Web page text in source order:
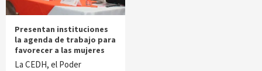
Presentan instituciones
la agenda de trabajo para
favorecer a las mujeres
La CEDH, el Poder